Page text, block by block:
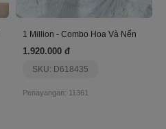
1 Million - Combo Hoa Và Nến
1.920.000 đ
SKU: D618435
Penayangan: 11361